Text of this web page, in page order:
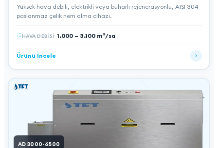
Yüksek hava debili, elektrikli veya buharlı rejenerasyonlu, AISI 304
paslanmaz çelik nem alma cihazı.
HAVA DEBISI 1.000 – 3.100 m³/sa
Ürünü İncele
AD 3000-6500